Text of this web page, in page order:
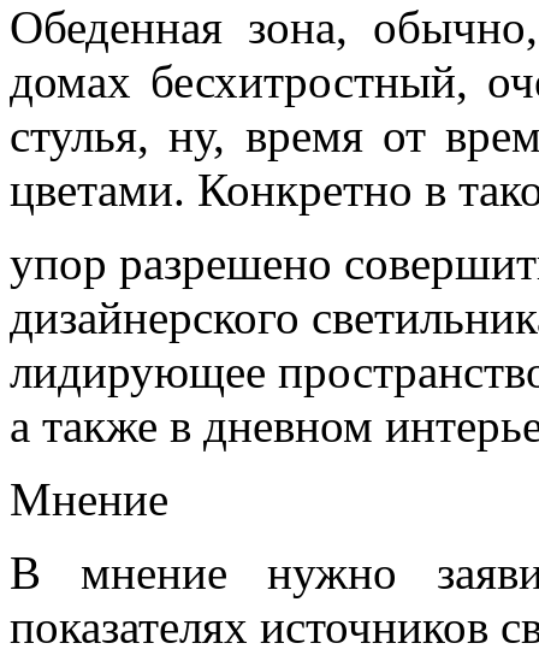
Обеденная зона,
домах бесхитростный,
стулья, ну, время от
цветами. Конкретно в
упор разрешено
дизайнерского
лидирующее
а также в дневном
Мнение
В мнение нужно
показателях источников